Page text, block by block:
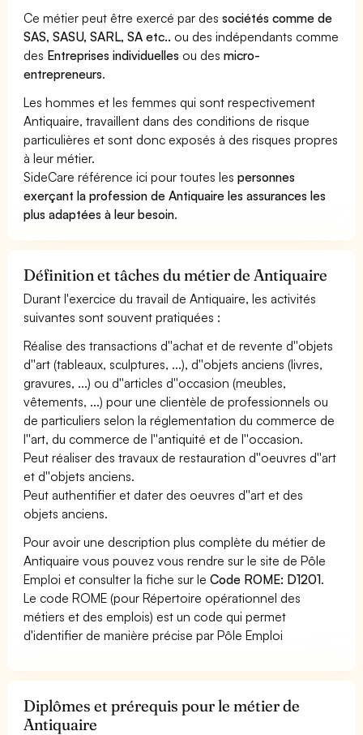
Ce métier peut être exercé par dessociétés comme de
SAS, SASU, SARL, SA etc.. ou des indépendants comme
des Entreprises individuelles ou desmicro-
entrepreneurs.
Les hommes et les femmes qui sont respectivement
Antiquaire, travaillent dans des conditions de risque
particulières et sont donc exposés à des risques propres
à leur métier.
SideCare référence ici pour toutes lespersonnes
exerçant la profession de Antiquaire les assurances les
plus adaptées à leur besoin.
Définition et tâches du métier de Antiquaire
Durant l'exercice du travail de Antiquaire, les activités
suivantes sont souvent pratiquées :
Réalise des transactions d''achat et de revente d''objets
d''art (tableaux, sculptures, ...), d''objets anciens (livres,
gravures, ...) ou d''articles d''occasion (meubles,
vêtements, ...) pour une clientèle de professionnels ou
de particuliers selon la réglementation du commerce de
l''art, du commerce de l''antiquité et de l''occasion.
Peut réaliser des travaux de restauration d''oeuvres d''art
et d''objets anciens.
Peut authentifier et dater des oeuvres d''art et des
objets anciens.
Pour avoir une description plus complète du métier de
Antiquaire vous pouvez vous rendre sur le site de Pôle
Emploi et consulter la fiche sur leCode ROME: D1201.
Le code ROME (pour Répertoire opérationnel des
métiers et des emplois) est un code qui permet
d'identifier de manière précise par Pôle Emploi
Diplômes et prérequis pour le métier de
Antiquaire